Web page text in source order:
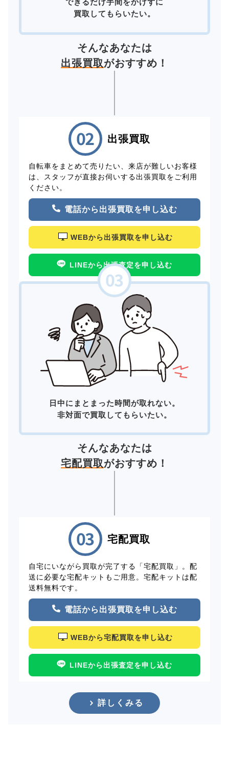
できるだけ手間をかけずに
買取してもらいたい。
そんなあなたは
出張買取がおすすめ！
出張買取
自転車をまとめて売りたい、来店が難しいお客様
は、スタッフが直接お伺いする出張買取をご利用
ください。
電話から出張買取を申し込む
WEBから出張買取を申し込む
LINEから出張査定を申し込む
日中にまとまった時間が取れない。
非対面で買取してもらいたい。
そんなあなたは
宅配買取がおすすめ！
宅配買取
自宅にいながら買取が完了する「宅配買取」。配
送に必要な宅配キットもご用意。宅配キットは配
送料無料です。
電話から出張買取を申し込む
WEBから宅配買取を申し込む
LINEから出張査定を申し込む
詳しくみる